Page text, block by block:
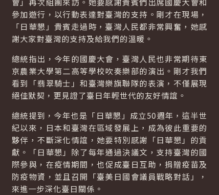
參加遊行，以行動表達對臺灣的支持。剛才在現場，
「日華懇」貴賓走過時，臺灣人民都非常興奮，她感
謝大家對臺灣的支持及給我們的溫暖。
總統指出，今年的國慶大會，臺灣人民也非常期待東
京農業大學第二高等學校吹奏樂部的演出。剛才我們
看到「翡翠騎士」和臺灣樂旗聯隊的表演，不僅展現
絕佳默契，更見證了臺日年輕世代的友好情誼。
總統提到，今年也是「日華懇」成立50週年，這半世
紀以來，日本和臺灣在區域發展上，成為彼此重要的
夥伴，不斷深化情誼，她要特別感謝「日華懇」的貢
獻。「日華懇」除了每年通過決議文，支持臺灣的國
際參與，在疫情期間，也促成臺日互助，捐贈疫苗及
防疫物資，並且召開「臺美日國會議員戰略對話」，
來進一步深化臺日關係。